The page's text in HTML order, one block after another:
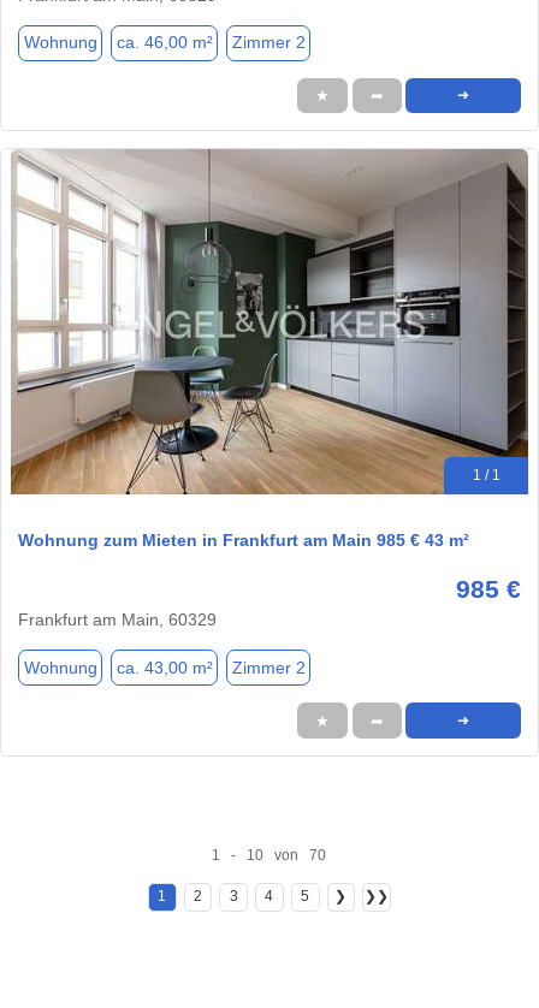
Wohnung ca. 46,00 m² Zimmer 2
★ ➦ ➜
1 / 1
Wohnung zum Mieten in Frankfurt am Main 985 € 43 m²
985 €
Frankfurt am Main, 60329
Wohnung ca. 43,00 m² Zimmer 2
★ ➦ ➜
1 - 10 von 70
1 2 3 4 5 ❯ ❯❯